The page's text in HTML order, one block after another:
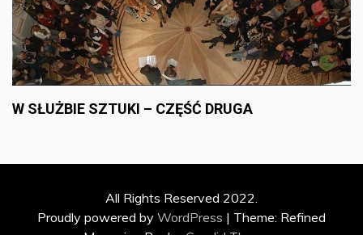
W SŁUŻBIE SZTUKI – CZĘŚĆ DRUGA
All Rights Reserved 2022.
Proudly powered by WordPress | Theme: Refined